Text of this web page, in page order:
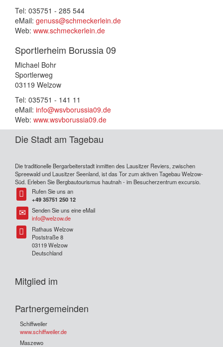
Tel: 035751 - 285 544
eMail: genuss@schmeckerlein.de
Web: www.schmeckerlein.de
Sportlerheim Borussia 09
Michael Bohr
Sportlerweg
03119 Welzow
Tel: 035751 - 141 11
eMail: info@wsvborussia09.de
Web: www.wsvborussia09.de
Die Stadt am Tagebau
Die traditionelle Bergarbeiterstadt inmitten des Lausitzer Reviers, zwischen
Spreewald und Lausitzer Seenland, ist das Tor zum aktiven Tagebau Welzow-
Süd. Erleben Sie Bergbautourismus hautnah - im Besucherzentrum excursio.
TelRufen Sie uns an
+49 35751 250 12
TelSenden Sie uns eine eMail
info@welzow.de
TelRathaus Welzow
Poststraße 8
03119 Welzow
Deutschland
Mitglied im
Partnergemeinden
Schiffweiler
www.schiffweiler.de
Maszewo